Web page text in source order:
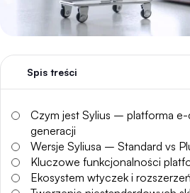
Spis treści
Czym jest Sylius – platforma
generacji
Wersje Syliusa – Standard vs
Kluczowe funkcjonalności
Ekosystem wtyczek i rozszerzeń